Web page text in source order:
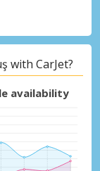
with CarJet?
availability